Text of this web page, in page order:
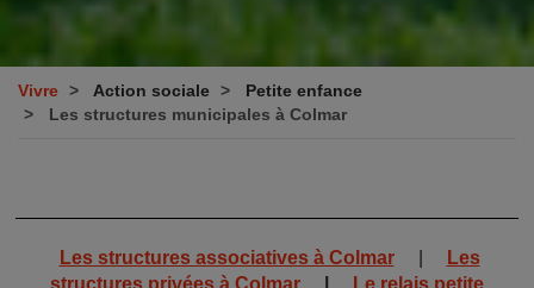
Vivre Action sociale
Petite enfance
Les structures municipales à Colmar
Les structures associatives à Colmar
Les
structures privées à Colmar
Le relais petite